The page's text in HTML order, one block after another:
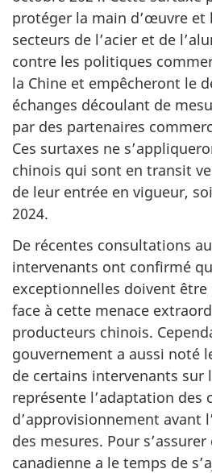
protéger la main d’œuvre et
secteurs de l’acier et de
contre les politiques
la Chine et empêcheront le
échanges découlant de
par des partenaires
Ces surtaxes ne
chinois qui sont en transit
de leur entrée en vigueur,
2024.
De récentes consultations
intervenants ont confirmé
exceptionnelles doivent
face à cette menace
producteurs chinois.
gouvernement a aussi noté
de certains intervenants sur
représente l’adaptation des
d’approvisionnement avant
des mesures. Pour
canadienne a le temps de